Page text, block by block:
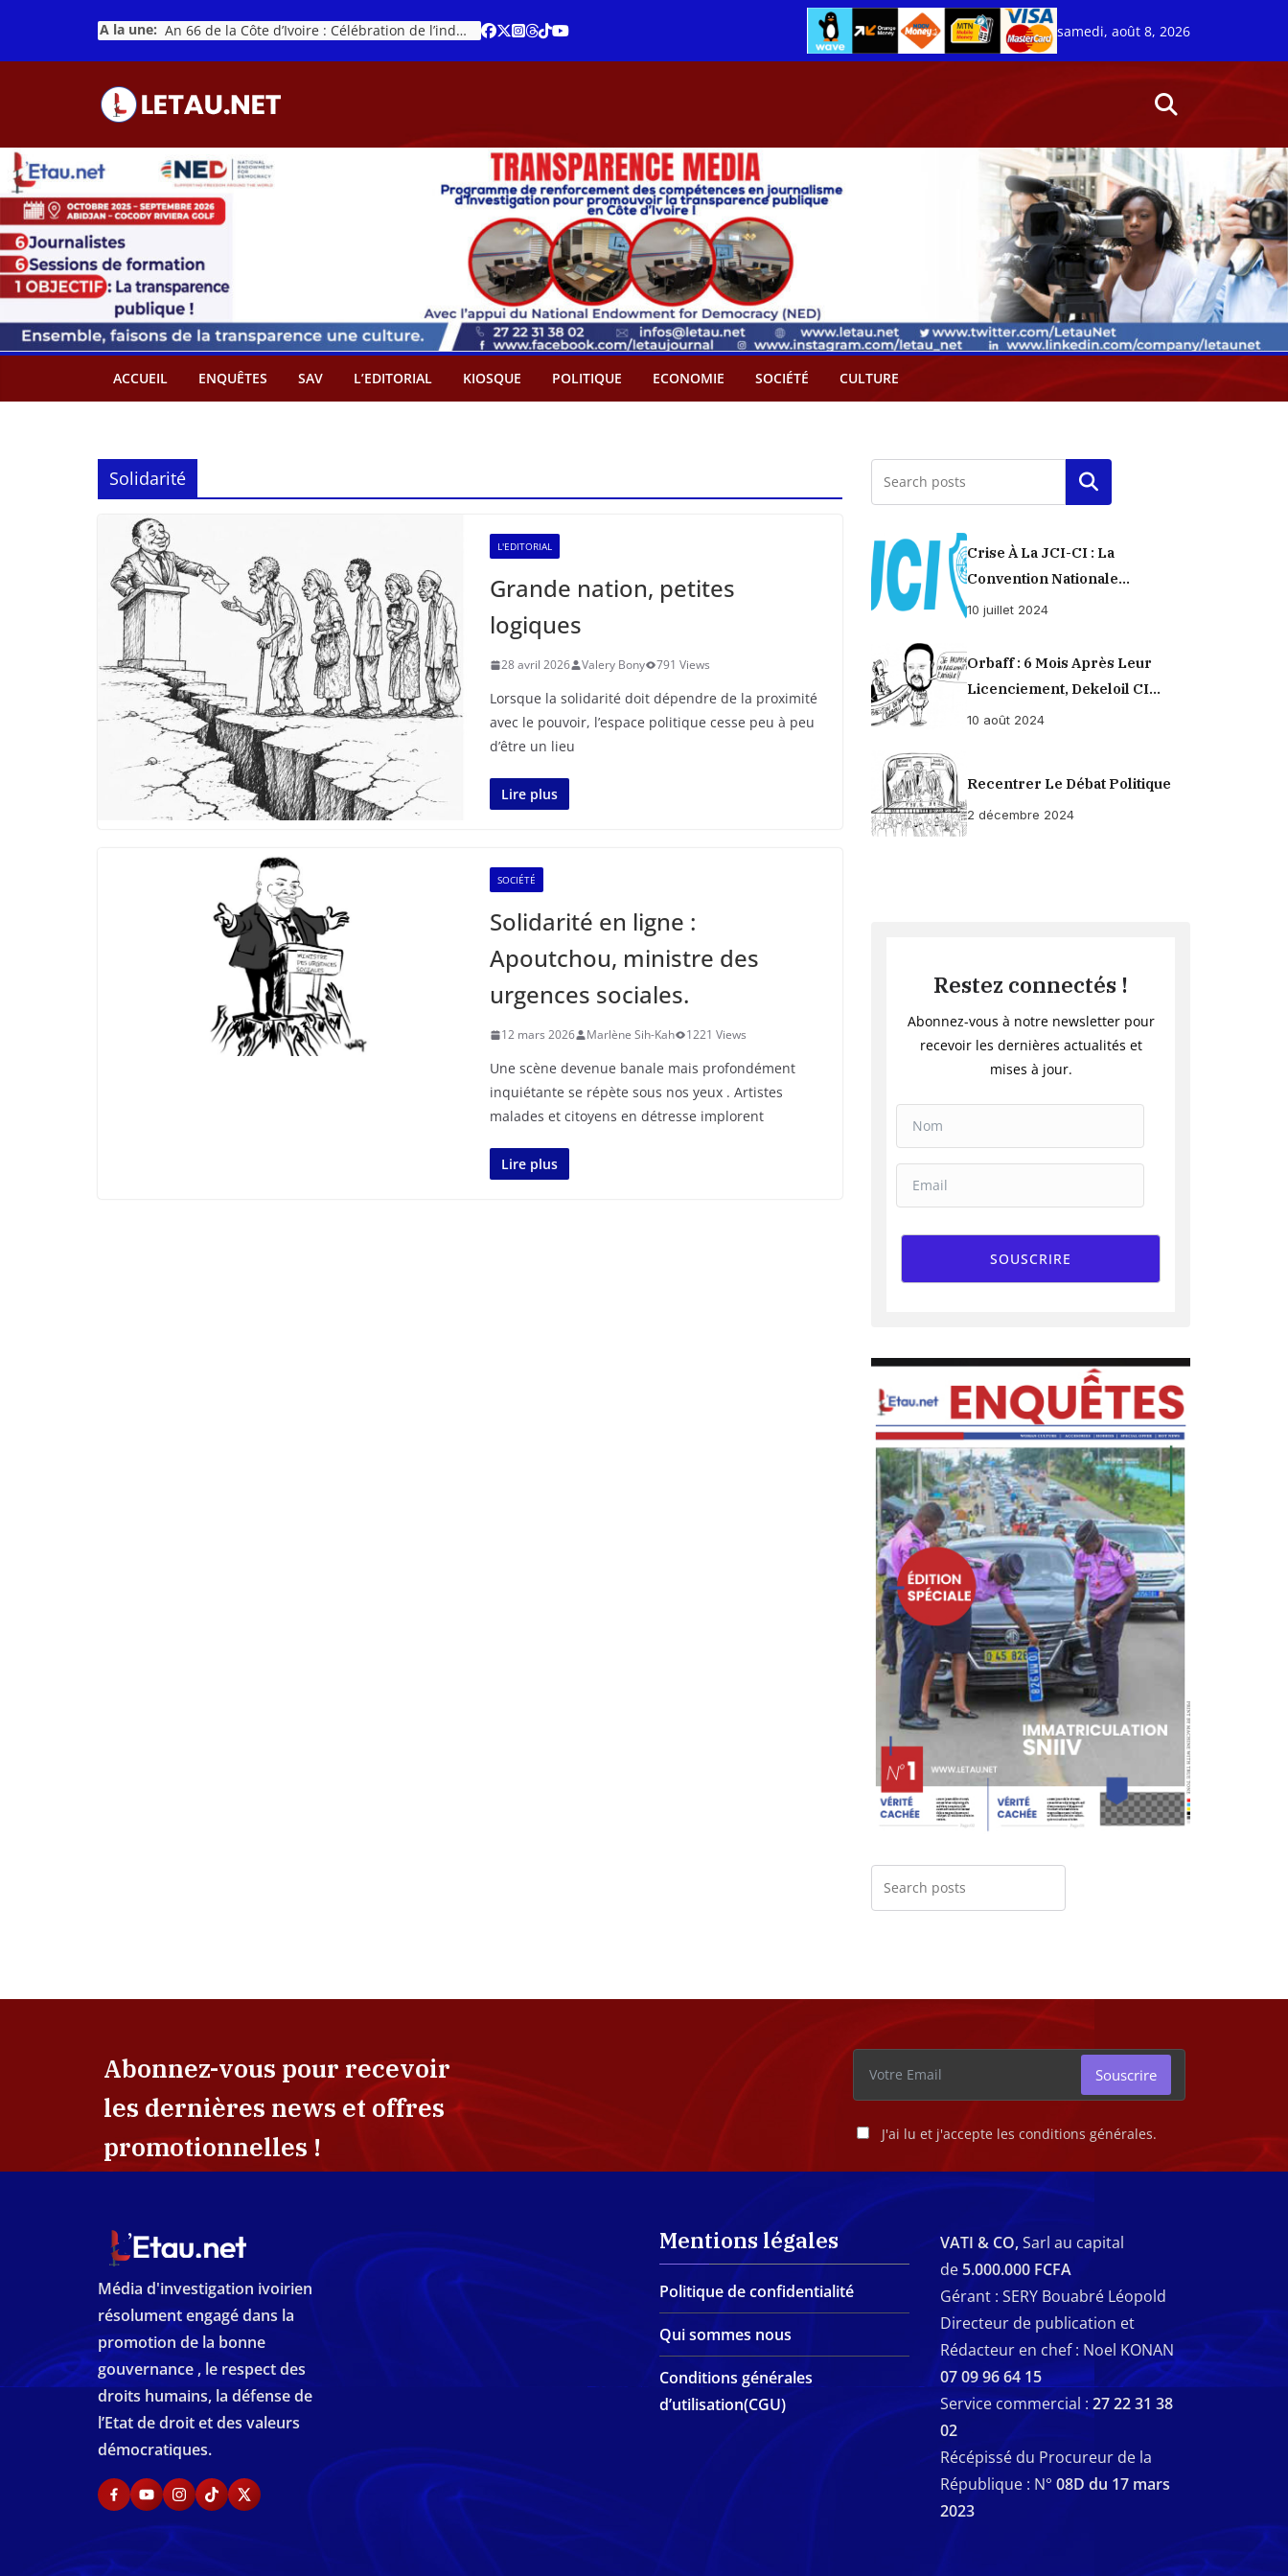
contenu
A la une:
An 66 de la Côte d’Ivoire : Célébration de l’indépendance ou cérémonie d’hommage à Ouattara ?
samedi, août 8, 2026
ACCUEIL ENQUÊTES SAV L’EDITORIAL KIOSQUE POLITIQUE ECONOMIE SOCIÉTÉ CULTURE
Solidarité
L'EDITORIAL
Grande nation, petites
logiques
28 avril 2026 Valery Bony 791 Views
Lorsque la solidarité doit dépendre de la proximité
avec le pouvoir, l’espace politique cesse peu à peu
d’être un lieu
Lire plus
SOCIÉTÉ
Solidarité en ligne :
Apoutchou, ministre des
urgences sociales.
12 mars 2026 Marlène Sih-Kah 1221 Views
Une scène devenue banale mais profondément
inquiétante se répète sous nos yeux . Artistes
malades et citoyens en détresse implorent
Lire plus
Rechercher
Crise À La JCI-CI : La
Convention Nationale
Provisoirement Suspendue
10 juillet 2024
Orbaff : 6 Mois Après Leur
Licenciement, Dekeloil CI
Propose À Ses Ex-Ouvriers Un
10 août 2024
Recentrer Le Débat Politique
2 décembre 2024
Restez connectés !
Abonnez-vous à notre newsletter pour
recevoir les dernières actualités et
mises à jour.
SOUSCRIRE
Abonnez-vous pour recevoir
les dernières news et offres
promotionnelles !
J'ai lu et j'accepte les conditions générales.
Souscrire
Média d'investigation ivoirien
résolument engagé dans la
promotion de la bonne
gouvernance , le respect des
droits humains, la défense de
l’Etat de droit et des valeurs
démocratiques.
Mentions légales
Politique de confidentialité
Qui sommes nous
Conditions générales
d’utilisation(CGU)
VATI & CO,Sarl au capital
de 5.000.000 FCFA
Gérant : SERY Bouabré Léopold
Directeur de publication et
Rédacteur en chef : Noel KONAN
07 09 96 64 15
Service commercial : 27 22 31 38
02
Récépissé du Procureur de la
République : N° 08D du 17 mars
2023